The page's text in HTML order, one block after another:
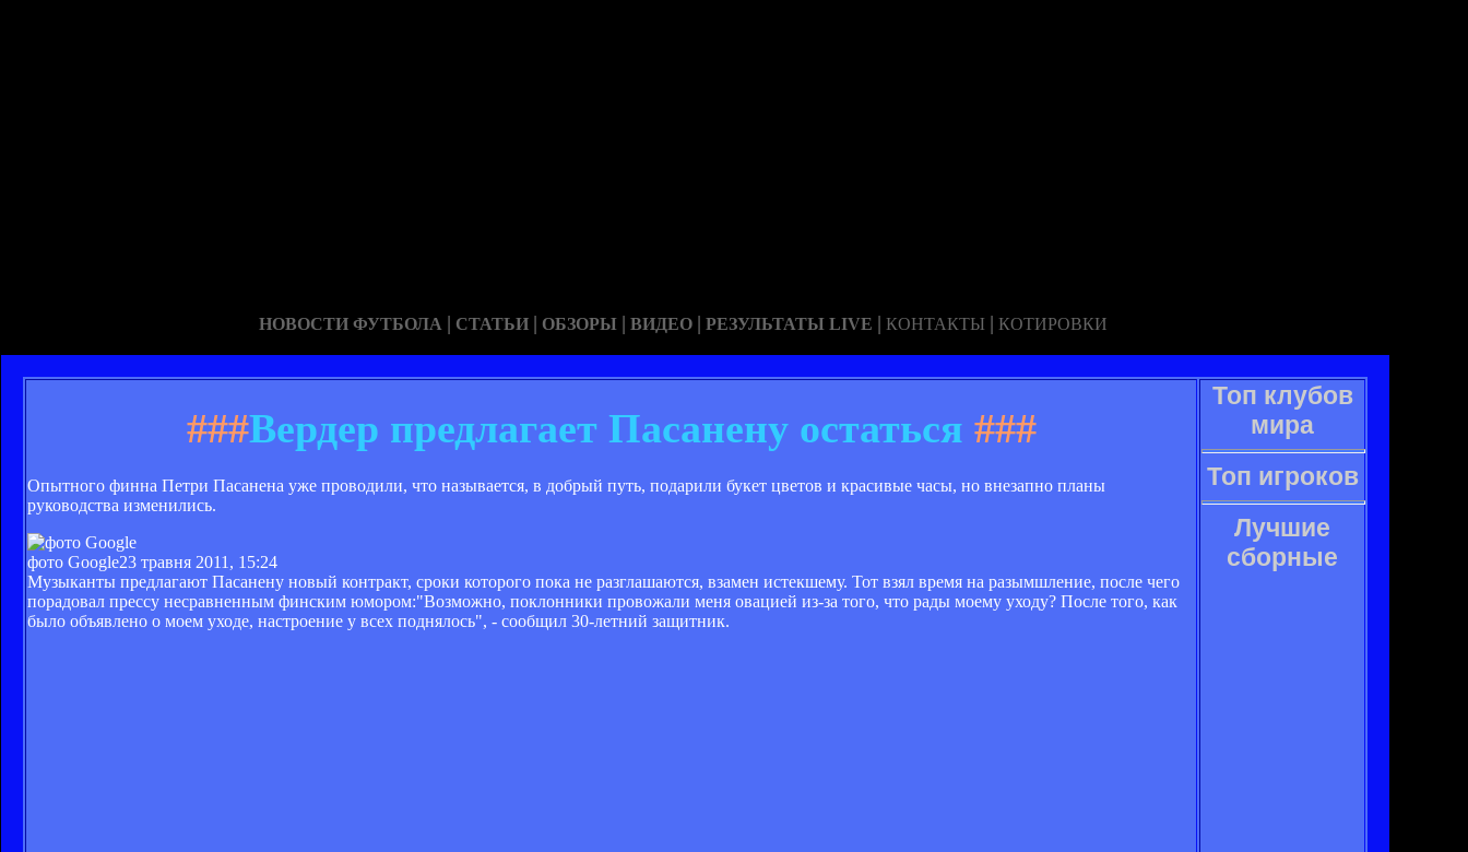
НОВОСТИ ФУТБОЛА | СТАТЬИ | ОБЗОРЫ | ВИДЕО | РЕЗУЛЬТАТЫ LIVE | КОНТАКТЫ | КОТИРОВКИ
###Вердер предлагает Пасанену остаться ###
Опытного финна Петри Пасанена уже проводили, что называется, в добрый путь, подарили букет цветов и красивые часы, но внезапно планы
руководства изменились.
фото Google23 травня 2011, 15:24
Музыканты предлагают Пасанену новый контракт, сроки которого пока не разглашаются, взамен истекшему. Тот взял время на разымшление, после чего
порадовал прессу несравненным финским юмором:"Возможно, поклонники провожали меня овацией из-за того, что рады моему уходу? После того, как
было объявлено о моем уходе, настроение у всех поднялось", - сообщил 30-летний защитник.
Топ клубов
мира
Топ игроков
Лучшие
сборные